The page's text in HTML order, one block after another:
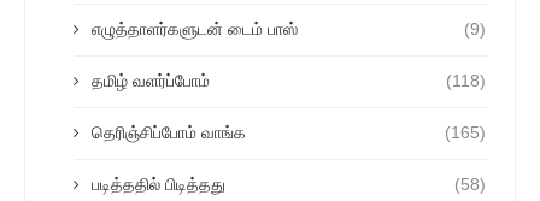
எழுத்தாளர்களுடன் டைம் பாஸ் (9)
தமிழ் வளர்ப்போம் (118)
தெரிஞ்சிப்போம் வாங்க (165)
படித்ததில் பிடித்தது (58)